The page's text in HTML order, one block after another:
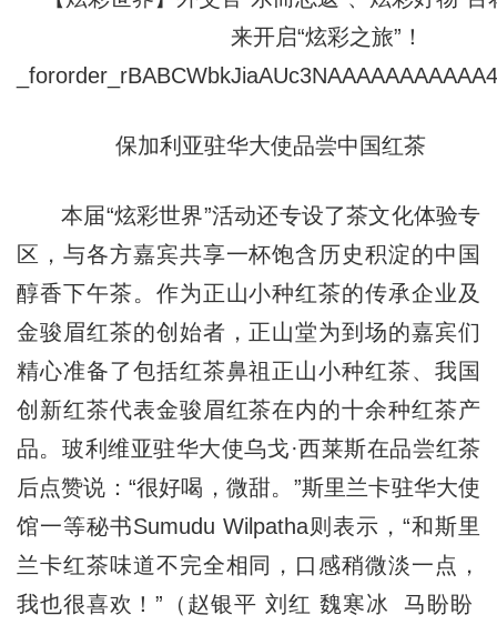
保加利亚驻华大使品尝中国红茶
本届“炫彩世界”活动还专设了茶文化体验专
区，与各方嘉宾共享一杯饱含历史积淀的中国
醇香下午茶。作为正山小种红茶的传承企业及
金骏眉红茶的创始者，正山堂为到场的嘉宾们
精心准备了包括红茶鼻祖正山小种红茶、我国
创新红茶代表金骏眉红茶在内的十余种红茶产
品。玻利维亚驻华大使乌戈·西莱斯在品尝红茶
后点赞说：“很好喝，微甜。”斯里兰卡驻华大使
馆一等秘书Sumudu Wilpatha则表示，“和斯里
兰卡红茶味道不完全相同，口感稍微淡一点，
我也很喜欢！”（赵银平 刘红 魏寒冰 马盼盼